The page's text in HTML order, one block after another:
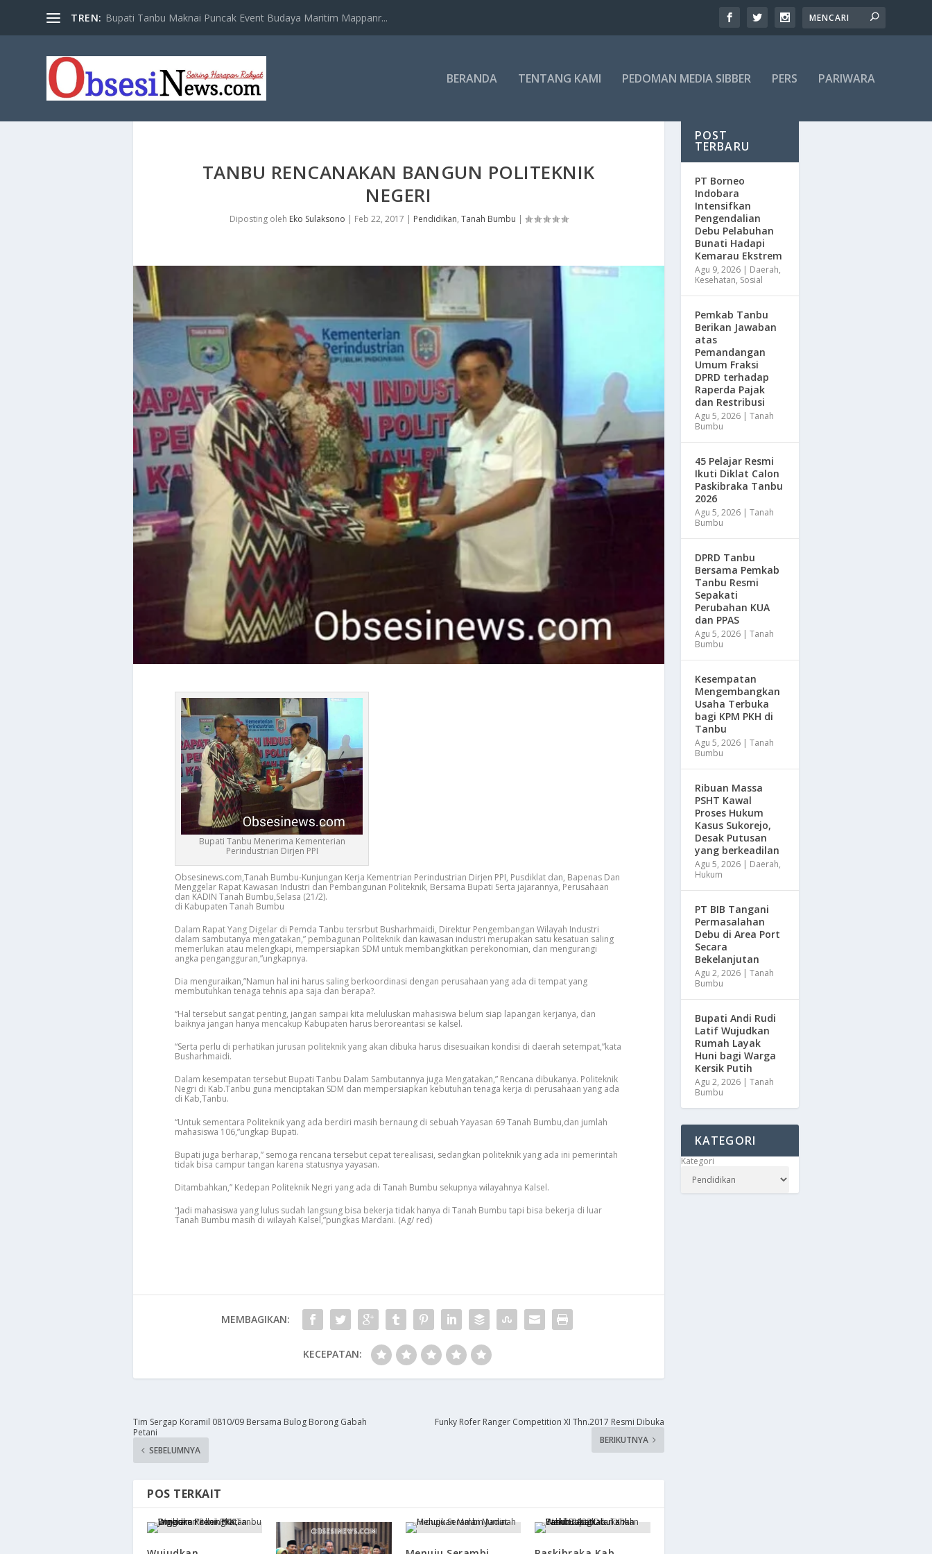
TREN: Bupati Tanbu Maknai Puncak Event Budaya Maritim Mappanr...
BERANDA TENTANG KAMI PEDOMAN MEDIA SIBBER PERS PARIWARA
TANBU RENCANAKAN BANGUN POLITEKNIK
NEGERI
Diposting oleh Eko Sulaksono | Feb 22, 2017 | Pendidikan, Tanah Bumbu |
Bupati Tanbu Menerima Kementerian
Perindustrian Dirjen PPI
Obsesinews.com,Tanah Bumbu-Kunjungan Kerja Kementrian Perindustrian Dirjen PPI, Pusdiklat dan, Bapenas Dan
Menggelar Rapat Kawasan Industri dan Pembangunan Politeknik, Bersama Bupati Serta jajarannya, Perusahaan
dan KADIN Tanah Bumbu,Selasa (21/2).
di Kabupaten Tanah Bumbu
Dalam Rapat Yang Digelar di Pemda Tanbu tersrbut Busharhmaidi, Direktur Pengembangan Wilayah Industri
dalam sambutanya mengatakan,” pembagunan Politeknik dan kawasan industri merupakan satu kesatuan saling
memerlukan atau melengkapi, mempersiapkan SDM untuk membangkitkan perekonomian, dan mengurangi
angka pengangguran,”ungkapnya.
Dia menguraikan,”Namun hal ini harus saling berkoordinasi dengan perusahaan yang ada di tempat yang
membutuhkan tenaga tehnis apa saja dan berapa?.
“Hal tersebut sangat penting, jangan sampai kita meluluskan mahasiswa belum siap lapangan kerjanya, dan
baiknya jangan hanya mencakup Kabupaten harus beroreantasi se kalsel.
“Serta perlu di perhatikan jurusan politeknik yang akan dibuka harus disesuaikan kondisi di daerah setempat,”kata
Busharhmaidi.
Dalam kesempatan tersebut Bupati Tanbu Dalam Sambutannya juga Mengatakan,” Rencana dibukanya. Politeknik
Negri di Kab.Tanbu guna menciptakan SDM dan mempersiapkan kebutuhan tenaga kerja di perusahaan yang ada
di Kab,Tanbu.
“Untuk sementara Politeknik yang ada berdiri masih bernaung di sebuah Yayasan 69 Tanah Bumbu,dan jumlah
mahasiswa 106,”ungkap Bupati.
Bupati juga berharap,” semoga rencana tersebut cepat terealisasi, sedangkan politeknik yang ada ini pemerintah
tidak bisa campur tangan karena statusnya yayasan.
Ditambahkan,” Kedepan Politeknik Negri yang ada di Tanah Bumbu sekupnya wilayahnya Kalsel.
“Jadi mahasiswa yang lulus sudah langsung bisa bekerja tidak hanya di Tanah Bumbu tapi bisa bekerja di luar
Tanah Bumbu masih di wilayah Kalsel,”pungkas Mardani. (Ag/ red)
MEMBAGIKAN:
KECEPATAN:
Tim Sergap Koramil 0810/09 Bersama Bulog Borong Gabah
Petani
SEBELUMNYA
Funky Rofer Ranger Competition XI Thn.2017 Resmi Dibuka
BERIKUTNYA
POS TERKAIT
POST
TERBARU
​PT Borneo
Indobara
Intensifkan
Pengendalian
Debu Pelabuhan
Bunati Hadapi
Kemarau Ekstrem
Agu 9, 2026| Daerah,
Kesehatan, Sosial
Pemkab Tanbu
Berikan Jawaban
atas
Pemandangan
Umum Fraksi
DPRD terhadap
Raperda Pajak
dan Restribusi
Agu 5, 2026| Tanah
Bumbu
45 Pelajar Resmi
Ikuti Diklat Calon
Paskibraka Tanbu
2026
Agu 5, 2026| Tanah
Bumbu
DPRD Tanbu
Bersama Pemkab
Tanbu Resmi
Sepakati
Perubahan KUA
dan PPAS
Agu 5, 2026| Tanah
Bumbu
Kesempatan
Mengembangkan
Usaha Terbuka
bagi KPM PKH di
Tanbu
Agu 5, 2026| Tanah
Bumbu
Ribuan Massa
PSHT Kawal
Proses Hukum
Kasus Sukorejo,
Desak Putusan
yang berkeadilan
Agu 5, 2026| Daerah,
Hukum
PT BIB Tangani
Permasalahan
Debu di Area Port
Secara
Bekelanjutan
Agu 2, 2026| Tanah
Bumbu
Bupati Andi Rudi
Latif Wujudkan
Rumah Layak
Huni bagi Warga
Kersik Putih
Agu 2, 2026| Tanah
Bumbu
KATEGORI
Kategori